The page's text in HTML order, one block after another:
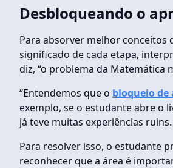
Desbloqueando o
Para absorver melhor conceitos
significado de cada etapa,
diz, “o problema da Matemática
“Entendemos que o bloqueio de
exemplo, se o estudante abre o
já teve muitas experiências
Para resolver isso, o estudante
reconhecer que a área é